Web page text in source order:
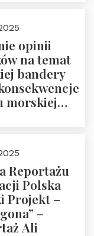
opinii
na temat
bandery
morskiej
Reportażu
Polska
Projekt –
–
Ali